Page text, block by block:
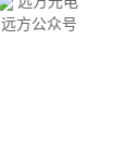
远方公众号